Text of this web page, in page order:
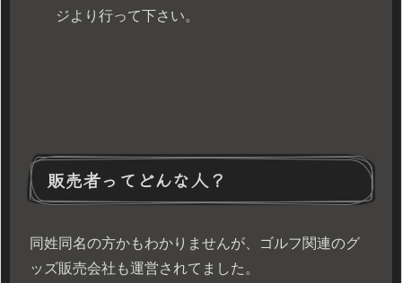
ジより行って下さい。
販売者ってどんな人？
同姓同名の方かもわかりませんが、ゴルフ関連のグ
ッズ販売会社も運営されてました。